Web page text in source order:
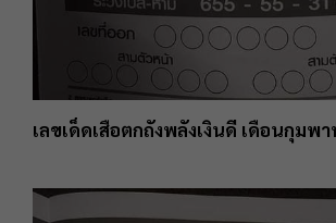
เลขเด็ดเสือตกถังพลังเงินดี เดือนกุมพ